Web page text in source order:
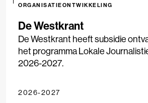
De Westkrant
ORGANISATIEONTWIKKELING
De Westkrant heeft subsidie
het programma Lokale
2026-2027.
2026-2027